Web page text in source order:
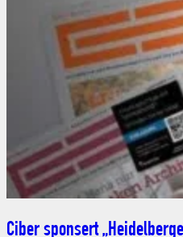
Besucherwachstum dank
1. April 2013
Die in Stuttgart jährlich
Fachpublikum goutieren die